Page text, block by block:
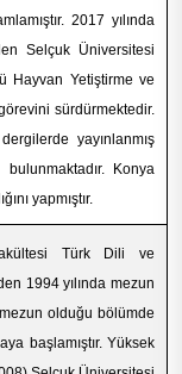
2017 yılında
Selçuk Üniversitesi
Hayvan Yetiştirme ve
sürdürmektedir.
yayınlanmış
Konya
yapmıştır.
Türk Dili ve
1994 yılında mezun
olduğu bölümde
başlamıştır. Yüksek